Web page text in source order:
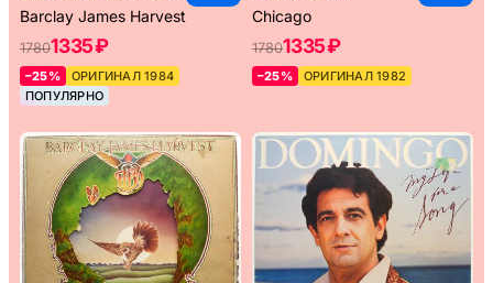
Barclay James Harvest
17801335 ₽
–25%
ОРИГИНАЛ 1984
ПОПУЛЯРНО
Chicago
17801335 ₽
–25% ОРИГИНАЛ 1982